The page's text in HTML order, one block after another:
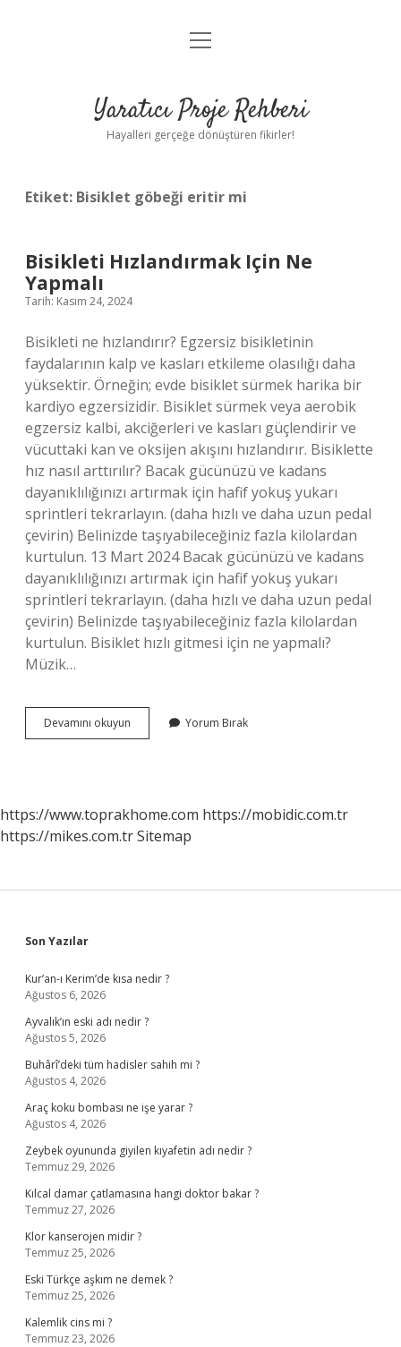
Anasayfa
Yasal Uyarı
menüyü
Yaratıcı Proje Rehberi
Hayalleri gerçeğe dönüştüren fikirler!
Etiket: Bisiklet göbeği eritir mi
Bisikleti Hızlandırmak Için Ne
Yapmalı
Tarih: Kasım 24, 2024
Bisikleti ne hızlandırır? Egzersiz bisikletinin
faydalarının kalp ve kasları etkileme olasılığı daha
yüksektir. Örneğin; evde bisiklet sürmek harika bir
kardiyo egzersizidir. Bisiklet sürmek veya aerobik
egzersiz kalbi, akciğerleri ve kasları güçlendirir ve
vücuttaki kan ve oksijen akışını hızlandırır. Bisiklette
hız nasıl arttırılır? Bacak gücünüzü ve kadans
dayanıklılığınızı artırmak için hafif yokuş yukarı
sprintleri tekrarlayın. (daha hızlı ve daha uzun pedal
çevirin) Belinizde taşıyabileceğiniz fazla kilolardan
kurtulun. 13 Mart 2024 Bacak gücünüzü ve kadans
dayanıklılığınızı artırmak için hafif yokuş yukarı
sprintleri tekrarlayın. (daha hızlı ve daha uzun pedal
çevirin) Belinizde taşıyabileceğiniz fazla kilolardan
kurtulun. Bisiklet hızlı gitmesi için ne yapmalı?
Müzik…
Devamını okuyun
Hızlandırmak
Yorum Bırak
https://www.toprakhome.com https://mobidic.com.tr
https://mikes.com.trSitemap
Sidebar
Son Yazılar
Kur’an-ı Kerim’de kısa nedir ?
Ağustos 6, 2026
Ayvalık’ın eski adı nedir ?
Ağustos 5, 2026
Buhârî’deki tüm hadisler sahih mi ?
Ağustos 4, 2026
Araç koku bombası ne işe yarar ?
Ağustos 4, 2026
Zeybek oyununda giyilen kıyafetin adı nedir ?
Temmuz 29, 2026
Kılcal damar çatlamasına hangi doktor bakar ?
Temmuz 27, 2026
Klor kanserojen midir ?
Temmuz 25, 2026
Eski Türkçe aşkım ne demek ?
Temmuz 25, 2026
Kalemlik cins mi ?
Temmuz 23, 2026